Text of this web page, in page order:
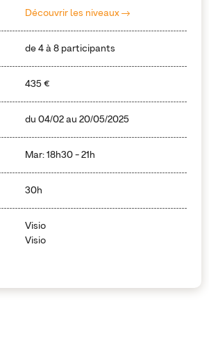
Découvrir les niveaux
de 4 à 8 participants
435 €
du04/02 au20/05/2025
Mar: 18h30 - 21h
30h
Visio
Visio